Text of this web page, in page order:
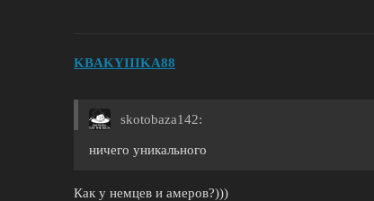
KBAKYIIIKA88
skotobaza142:
ничего уникального
Как у немцев и амеров?)))